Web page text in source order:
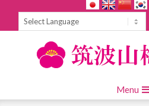
Navigation
Menu